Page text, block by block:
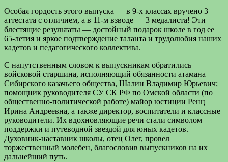
Особая гордость этого выпуска — в 9-х классах вручено 3
аттестата с отличием, а в 11-м взводе — 3 медалиста! Эти
блестящие результаты — достойный подарок школе в год ее
65-летия и яркое подтверждение таланта и трудолюбия наших
кадетов и педагогического коллектива.
С напутственным словом к выпускникам обратились
войсковой старшина, исполняющий обязанности атамана
Сибирского казачьего общества, Шалин Владимир Юрьевич;
помощник руководителя СУ СК РФ по Омской области (по
общественно-политической работе) майор юстиции Ренц
Ирина Андреевна, а также директор, воспитатели и классные
руководители. Их вдохновляющие речи стали символом
поддержки и путеводной звездой для юных кадетов.
Духовник-наставник школы, отец Олег, провел
торжественный молебен, благословив выпускников на их
дальнейший путь.